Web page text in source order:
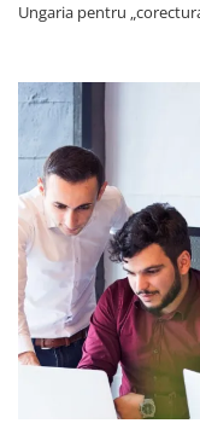
Ungaria pentru